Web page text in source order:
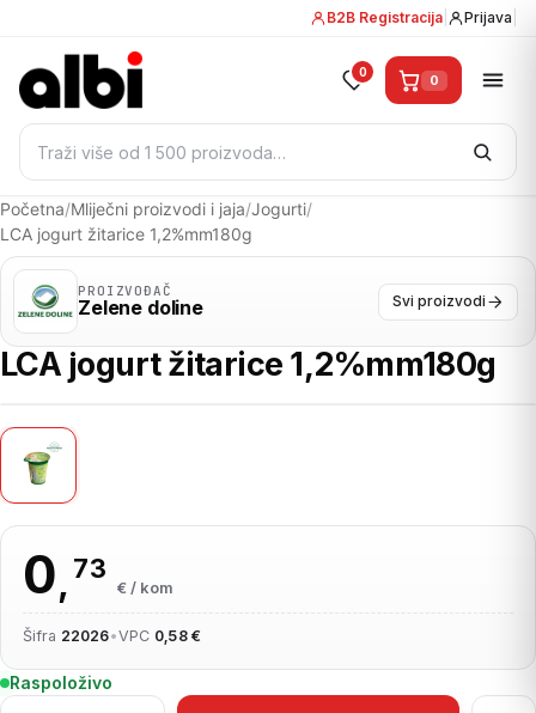
B2B Registracija Prijava
Pretraži:
0 0
Početna/Mliječni proizvodi i jaja/Jogurti/
LCA jogurt žitarice 1,2%mm180g
PROIZVOĐAČ
Zelene doline Svi proizvodi
LCA jogurt žitarice 1,2%mm180g
0, 73
€ / kom
Šifra 22026•VPC 0,58 €
Raspoloživo